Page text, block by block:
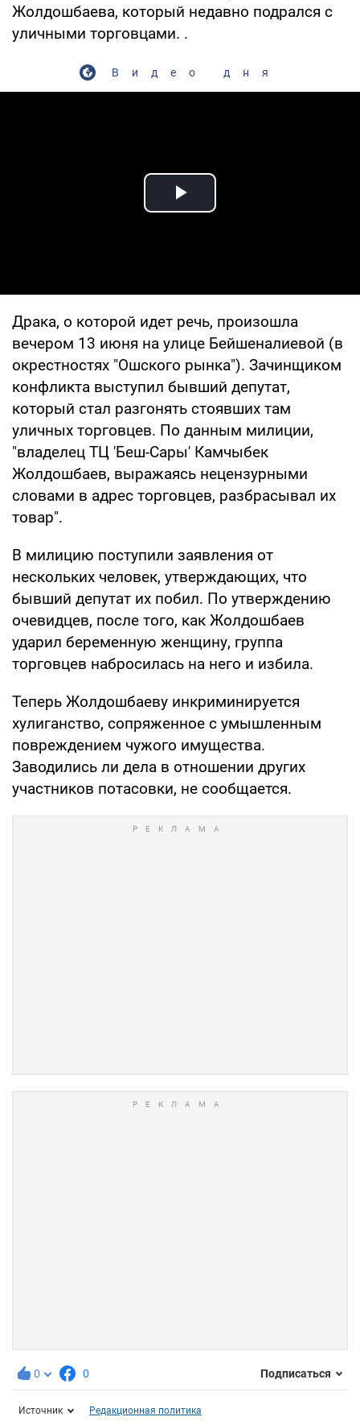
Жолдошбаева, который недавно подрался с
уличными торговцами. .
Видео дня
Play Video
Драка, о которой идет речь, произошла
вечером 13 июня на улице Бейшеналиевой (в
окрестностях "Ошского рынка"). Зачинщиком
конфликта выступил бывший депутат,
который стал разгонять стоявших там
уличных торговцев. По данным милиции,
"владелец ТЦ 'Беш-Сары' Камчыбек
Жолдошбаев, выражаясь нецензурными
словами в адрес торговцев, разбрасывал их
товар".
В милицию поступили заявления от
нескольких человек, утверждающих, что
бывший депутат их побил. По утверждению
очевидцев, после того, как Жолдошбаев
ударил беременную женщину, группа
торговцев набросилась на него и избила.
Теперь Жолдошбаеву инкриминируется
хулиганство, сопряженное с умышленным
повреждением чужого имущества.
Заводились ли дела в отношении других
участников потасовки, не сообщается.
0 0 Подписаться
Источник Редакционная политика